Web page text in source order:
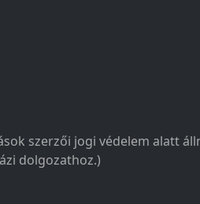
szerzői jogi védelem alatt
dolgozathoz.)